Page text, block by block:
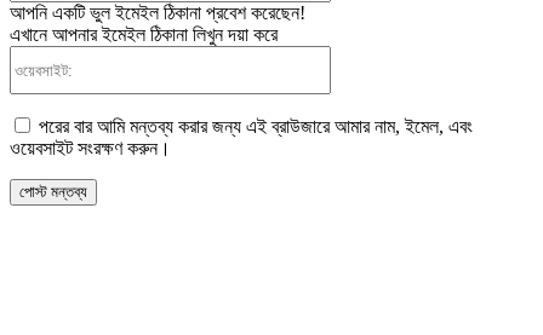
আপনি একটি ভুল ইমেইল ঠিকানা প্রবেশ করেছেন!
এখানে আপনার ইমেইল ঠিকানা লিখুন দয়া করে
পরের বার আমি মন্তব্য করার জন্য এই ব্রাউজারে আমার নাম, ইমেল, এবং
ওয়েবসাইট সংরক্ষণ করুন।